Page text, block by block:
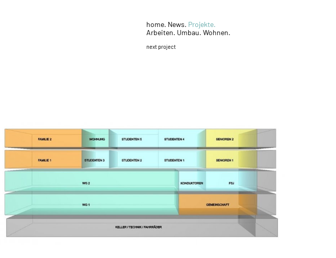
home. News. Projekte.
Arbeiten. Umbau. Wohnen.
next project